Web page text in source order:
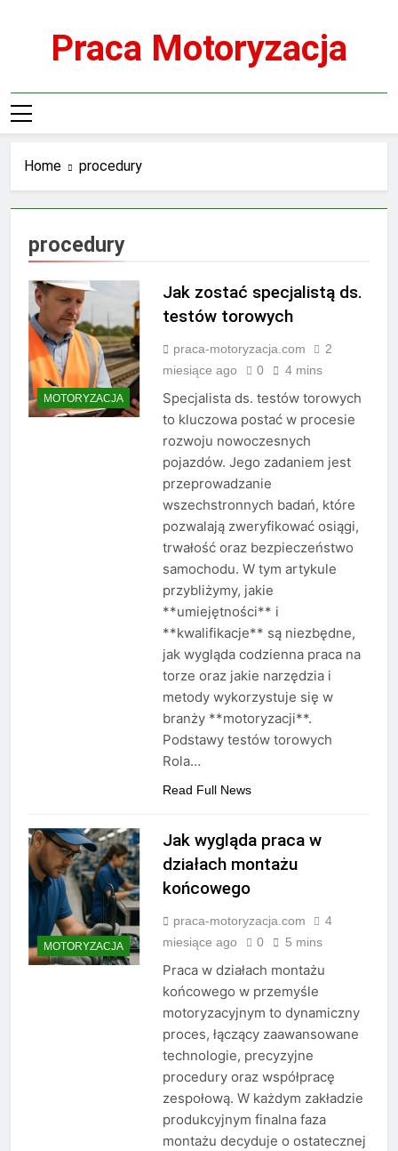
Praca Motoryzacja
Home procedury
procedury
MOTORYZACJA
Jak zostać specjalistą ds.
testów torowych
praca-motoryzacja.com
2
miesiące ago
0 4 mins
Specjalista ds. testów torowych
to kluczowa postać w procesie
rozwoju nowoczesnych
pojazdów. Jego zadaniem jest
przeprowadzanie
wszechstronnych badań, które
pozwalają zweryfikować osiągi,
trwałość oraz bezpieczeństwo
samochodu. W tym artykule
przybliżymy, jakie
**umiejętności** i
**kwalifikacje** są niezbędne,
jak wygląda codzienna praca na
torze oraz jakie narzędzia i
metody wykorzystuje się w
branży **motoryzacji**.
Podstawy testów torowych
Rola…
Read Full News
MOTORYZACJA
Jak wygląda praca w
działach montażu
końcowego
praca-motoryzacja.com
4
miesiące ago
0 5 mins
Praca w działach montażu
końcowego w przemyśle
motoryzacyjnym to dynamiczny
proces, łączący zaawansowane
technologie, precyzyjne
procedury oraz współpracę
zespołową. W każdym zakładzie
produkcyjnym finalna faza
montażu decyduje o ostatecznej